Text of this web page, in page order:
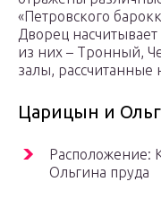
«Петровского
Дворец
из них – Тронный,
залы, рассчитанные
Царицын и
Расположение:
Ольгина пруда